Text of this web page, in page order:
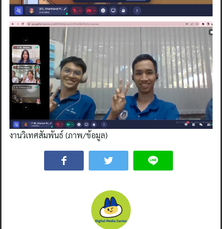
งานวิเทศสัมพันธ์ (ภาพ/ข้อมูล)